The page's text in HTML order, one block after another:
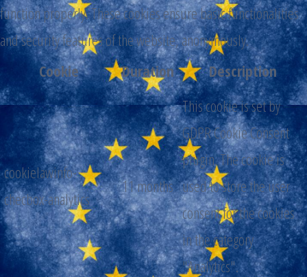
function properly. These cookies ensure basic functionalities
and security features of the website, anonymously.
Cookie
Duration Description
cookielawinfo-
checbox-analytics
11 months
This cookie is set by
GDPR Cookie Consent
plugin. The cookie is
used to store the user
consent for the cookies
in the category
"Analytics".